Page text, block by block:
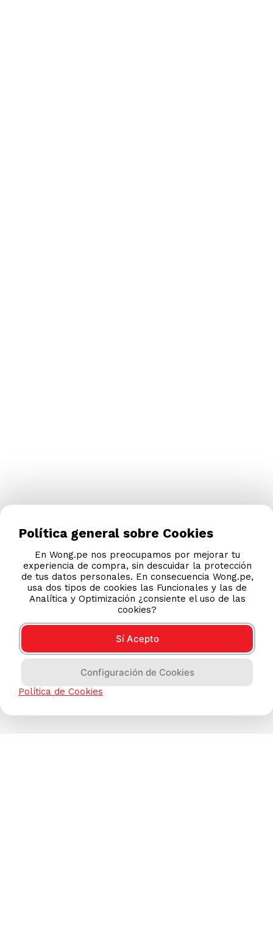
Política general sobre Cookies
En Wong.pe nos preocupamos por mejorar tu
experiencia de compra, sin descuidar la protección
de tus datos personales. En consecuencia Wong.pe,
usa dos tipos de cookies las Funcionales y las de
Analítica y Optimización ¿consiente el uso de las
cookies?
Sí Acepto
Configuración de Cookies
Política de Cookies